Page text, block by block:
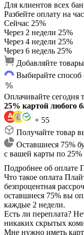
Для клиентов всех
Разбейте оплату на
Сейчас 25%
Через 2 недели 25%
Через 4 недели 25%
Через 6 недель 25%
Добавляйте
Выбирайте
Оплачивайте сегодня
25% картой любого
+ 55
Получайте товар
Оставшиеся 75%
с вашей карты по
Подробнее об оплате
Что такое оплата
безпроцентная
оставшиеся 75% вы
каждые 2 недели.
Есть ли переплата?
никаких скрытых
Мне нужно иметь